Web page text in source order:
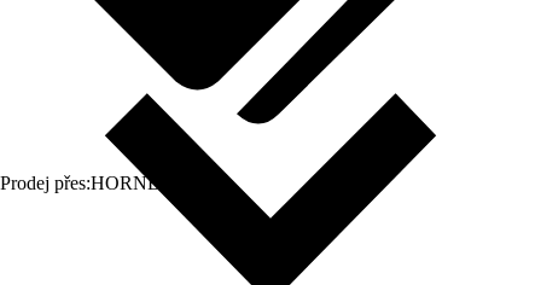
Prodej přes:HORNBACH